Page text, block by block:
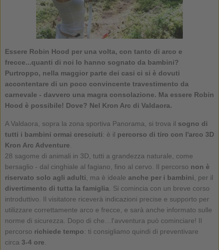
Essere Robin Hood per una volta, con tanto di arco e
frecce...quanti di noi lo hanno sognato da bambini?
Purtroppo, nella maggior parte dei casi ci si è dovuti
accontentare di un poco convincente travestimento da
carnevale - davvero una magra consolazione. Ma essere Robin
Hood è possibile! Dove? Nel Kron Arc di Valdaora.
A Valdaora, sopra la zona sportiva Panorama, si trova il sogno di
tutti i bambini ormai cresciuti: è il percorso di tiro con l'arco 3D
Kron Arc Adventure
28 sagome di animali in 3D, tutti a grandezza naturale, come
bersaglio - dal cinghiale al fagiano, fino al cervo. Il percorso non è
riservato solo agli adulti , ma è ideale anche per i bambini , per il
divertimento di tutta la famiglia . Si comincia con un breve corso
introduttivo. Il visitatore riceverà indicazioni precise e supporto per
utilizzare correttamente arco e frecce, e sarà anche informato sulle
norme di sicurezza. Dopo di che…l'avventura può cominciare! Il
percorso richiede tempo: ti consigliamo quindi di preventivare
circa 3-4 ore